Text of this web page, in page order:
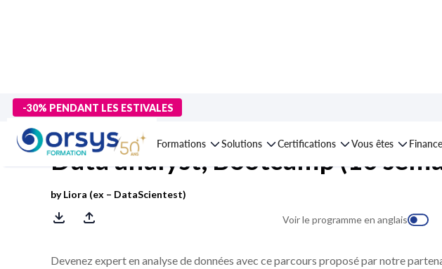
-30% PENDANT LES ESTIVALES
Formations Solutions Certifications Vous êtes
> Formations>Technologies numériques Techniques
Data analyst, Bootcamp (10
by Liora (ex – DataScientest)
Voir le programme en anglais
Devenez expert en analyse de données avec ce parcours proposé par notre